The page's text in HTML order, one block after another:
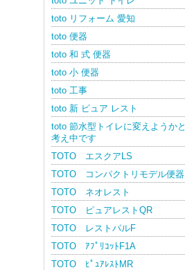
toto リフォーム 愛知
toto 便器
toto 和 式 便器
toto 小 便器
toto 工事
toto 新 ピュア レスト
toto 節水型トイレに変えようかと
考え中です
TOTO エスクアLS
TOTO コンパクトリモデル便器
TOTO ネオレスト
TOTO ピュアレストQR
TOTO レストパルF
TOTO ｱﾌﾟﾘｺｯﾄF1A
TOTO ﾋﾟｭｱﾚｽﾄMR